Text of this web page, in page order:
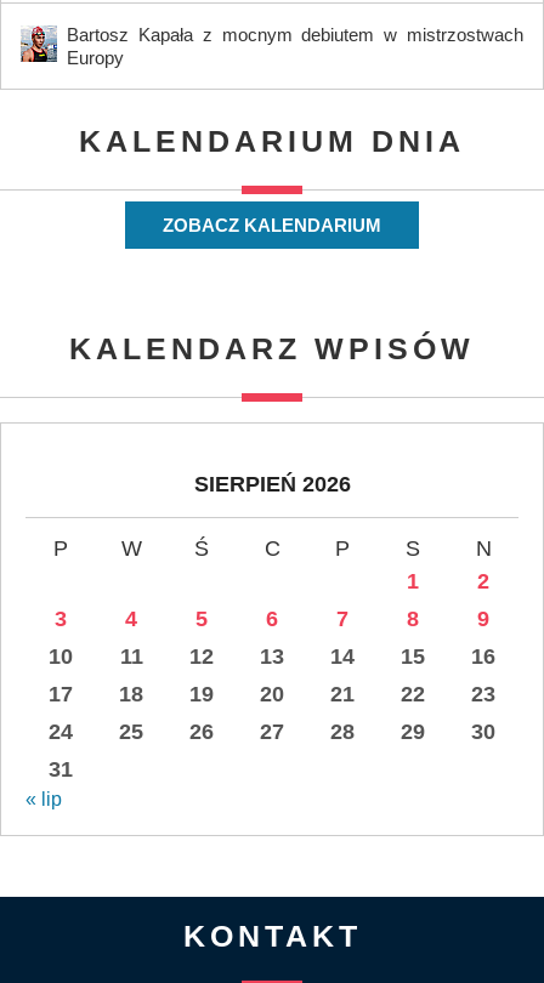
Bartosz Kapała z mocnym debiutem w mistrzostwach
Europy
KALENDARIUM DNIA
ZOBACZ KALENDARIUM
KALENDARZ WPISÓW
SIERPIEŃ 2026
P W Ś C P S
N
1
2
3
4 5 6 7 8
9
10
11 12 13 14 15
16
17
18 19 20 21 22
23
24
25 26 27 28 29
30
31
« lip
KONTAKT